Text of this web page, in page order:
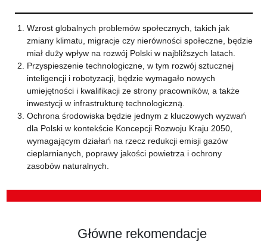
Wzrost globalnych problemów społecznych, takich jak
zmiany klimatu, migracje czy nierówności społeczne, będzie
miał duży wpływ na rozwój Polski w najbliższych latach.
Przyspieszenie technologiczne, w tym rozwój sztucznej
inteligencji i robotyzacji, będzie wymagało nowych
umiejętności i kwalifikacji ze strony pracowników, a także
inwestycji w infrastrukturę technologiczną.
Ochrona środowiska będzie jednym z kluczowych wyzwań
dla Polski w kontekście Koncepcji Rozwoju Kraju 2050,
wymagającym działań na rzecz redukcji emisji gazów
cieplarnianych, poprawy jakości powietrza i ochrony
zasobów naturalnych.
Główne rekomendacje